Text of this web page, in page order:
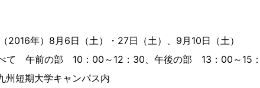
年）8月6日（土）・27日（土）、9月10日（土）
の部 10：00～12：30、午後の部 13：00～15
短期大学キャンパス内